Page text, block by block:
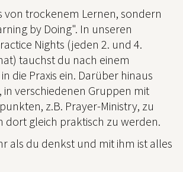
von trockenem Lernen, sondern
by Doing". In unseren
Nights (jeden 2. und 4.
tauchst du nach einem
die Praxis ein. Darüber hinaus
in verschiedenen Gruppen mit
z.B. Prayer-Ministry, zu
dort gleich praktisch zu werden.
als du denkst und mit ihm ist alles